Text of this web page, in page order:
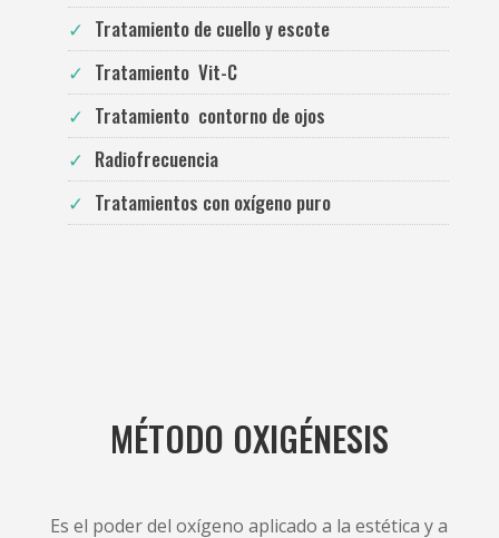
Tratamiento de cuello y escote
Tratamiento Vit-C
Tratamiento contorno de ojos
Radiofrecuencia
Tratamientos con oxígeno puro
MÉTODO OXIGÉNESIS
Es el poder del oxígeno aplicado a la estética y a